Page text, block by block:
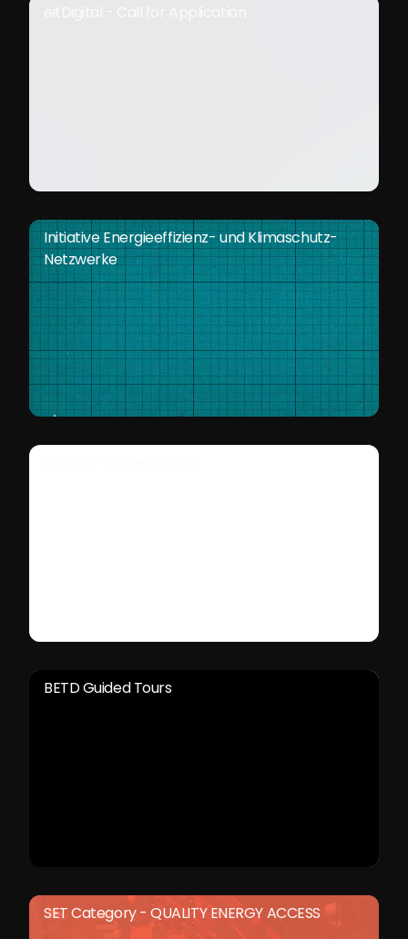
Initiative Energieeffizienz- und Klimaschutz-
Netzwerke
BETD Guided Tours
SET Category - QUALITY ENERGY ACCESS